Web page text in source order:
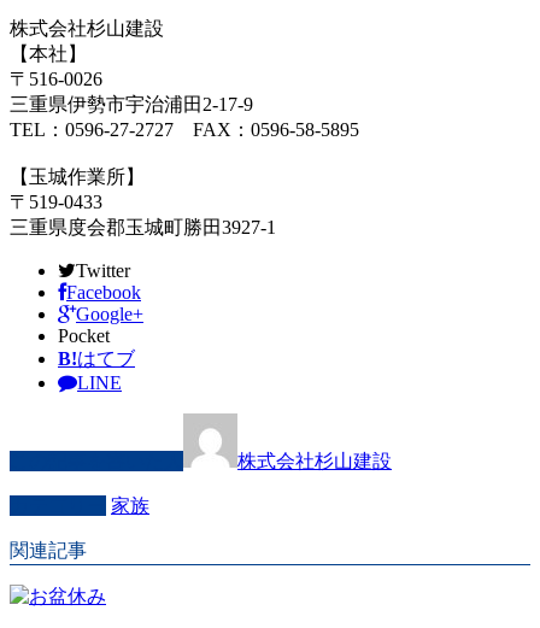
株式会社杉山建設
【本社】
〒516-0026
三重県伊勢市宇治浦田2-17-9
TEL：0596-27-2727 FAX：0596-58-5895
【玉城作業所】
〒519-0433
三重県度会郡玉城町勝田3927-1
Twitter
Facebook
Google+
Pocket
B!はてブ
LINE
株式会社杉山建設
家族
関連記事